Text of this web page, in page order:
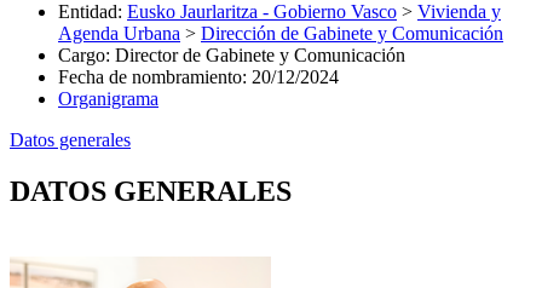
Entidad: Eusko Jaurlaritza - Gobierno Vasco > Vivienda y
Agenda Urbana > Dirección de Gabinete y Comunicación
Cargo: Director de Gabinete y Comunicación
Fecha de nombramiento: 20/12/2024
Organigrama
Datos generales
DATOS GENERALES